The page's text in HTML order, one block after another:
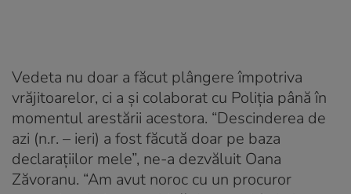
Vedeta nu doar a făcut plângere împotriva
vrăjitoarelor, ci a şi colaborat cu Poliţia până în
momentul arestării acestora. “Descinderea de
azi (n.r. – ieri) a fost făcută doar pe baza
declaraţiilor mele”, ne-a dezvăluit Oana
Zăvoranu. “Am avut noroc cu un procuror